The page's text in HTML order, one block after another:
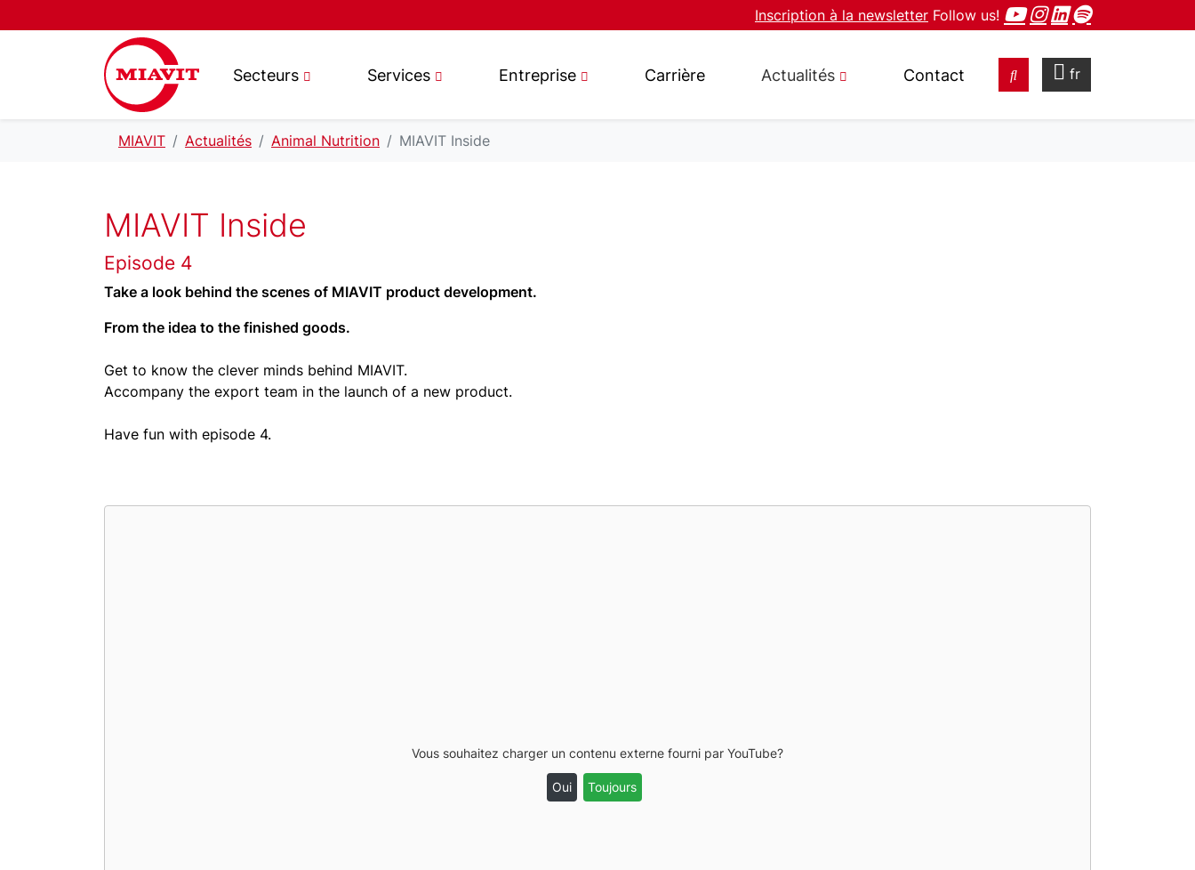
Inscription à la newsletter Follow us!
Secteurs Services Entreprise Carrière Actualités Contact fr
MIAVIT Actualités Animal Nutrition MIAVIT Inside
MIAVIT Inside
Episode 4
Take a look behind the scenes of MIAVIT product development.
From the idea to the finished goods.
Get to know the clever minds behind MIAVIT.
Accompany the export team in the launch of a new product.
Have fun with episode 4.
Vous souhaitez charger un contenu externe fourni par YouTube?
Oui Toujours